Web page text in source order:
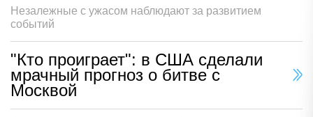
Незалежные с ужасом наблюдают за развитием
событий
"Кто проиграет": в США сделали
мрачный прогноз о битве с
Москвой